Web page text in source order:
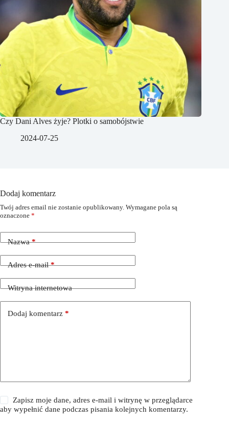
Czy Dani Alves żyje? Plotki o samobójstwie
2024-07-25
Dodaj komentarz
Twój adres email nie zostanie opublikowany. Wymagane pola są
oznaczone *
Nazwa*
Adres e-mail*
Witryna internetowa
Dodaj komentarz *
Zapisz moje dane, adres e-mail i witrynę w przeglądarce
aby wypełnić dane podczas pisania kolejnych komentarzy.